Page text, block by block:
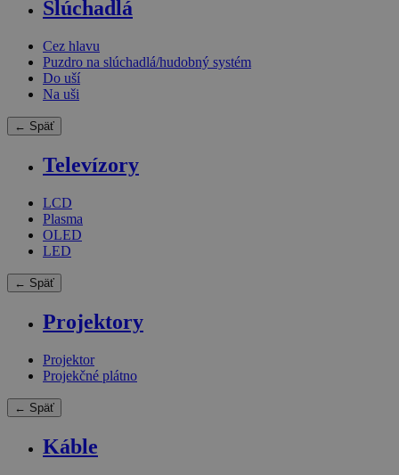
Slúchadlá
Cez hlavu
Puzdro na slúchadlá/hudobný systém
Do uší
Na uši
← Späť
Televízory
LCD
Plasma
OLED
LED
← Späť
Projektory
Projektor
Projekčné plátno
← Späť
Káble